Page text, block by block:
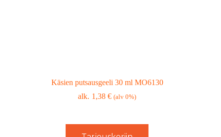
Käsien putsausgeeli 30 ml MO6130
1,38€ (alv 0%)